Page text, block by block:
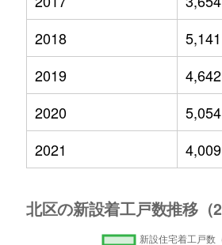
2018
5,141
2019
4,642
2020
5,054
2021
4,009